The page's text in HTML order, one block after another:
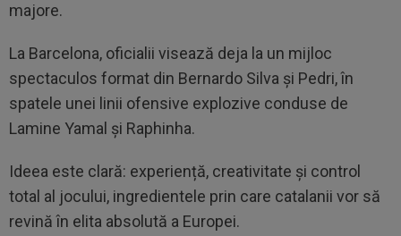
majore.
La Barcelona, oficialii visează deja la un mijloc
spectaculos format din Bernardo Silva și Pedri, în
spatele unei linii ofensive explozive conduse de
Lamine Yamal și Raphinha.
Ideea este clară: experiență, creativitate și control
total al jocului, ingredientele prin care catalanii vor să
revină în elita absolută a Europei.